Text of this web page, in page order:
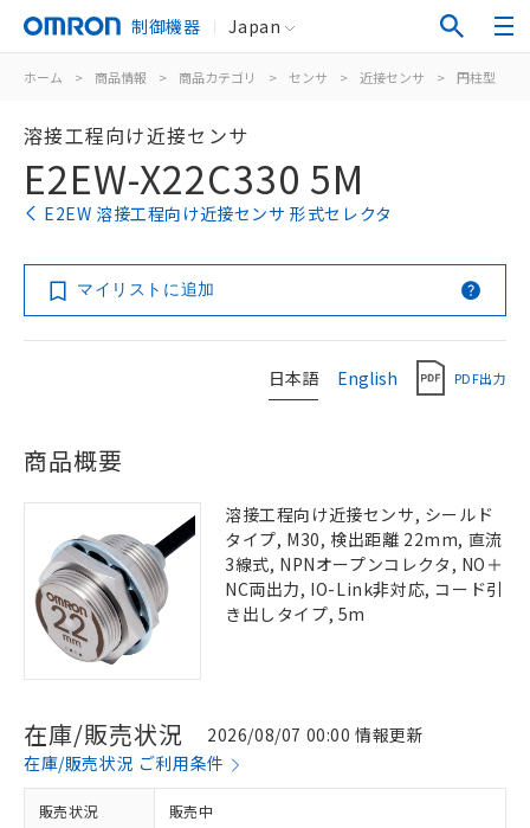
制御機器 Japan
ホーム > 商品情報 > 商品カテゴリ > センサ > 近接センサ > 円柱型
溶接工程向け近接センサ
E2EW-X22C330 5M
E2EW 溶接工程向け近接センサ 形式セレクタ
マイリストに追加
日本語 English PDF出力
商品概要
溶接工程向け近接センサ, シールド
タイプ, M30, 検出距離 22mm, 直流
3線式, NPNオープンコレクタ, NO＋
NC両出力, IO-Link非対応, コード引
き出しタイプ, 5m
在庫/販売状況
2026/08/07 00:00 情報更新
在庫/販売状況 ご利用条件
販売状況 販売中